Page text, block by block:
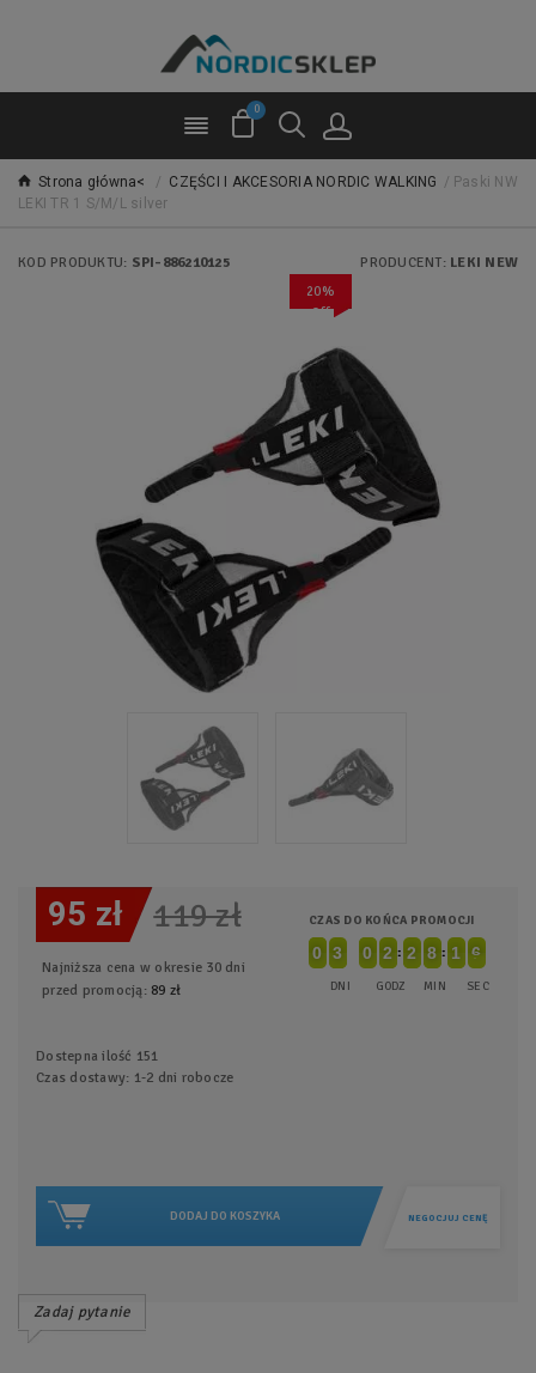
0
Strona główna< / CZĘŚCI I AKCESORIA NORDIC WALKING / Paski NW
LEKI TR 1 S/M/L silver
KOD PRODUKTU: SPI-886210125 PRODUCENT: LEKI NEW
20%
Off
95 zł 119 zł
Najniższa cena w okresie 30 dni
przed promocją: 89 zł
CZAS DO KOŃCA PROMOCJI
0
0
0 3
3
0 0
0
0 2
2
0 2
2
0 8
8
0 1
1
2 6
5
6
DNI GODZ MIN SEC
Dostepna ilość 151
Czas dostawy: 1-2 dni robocze
DODAJ DO KOSZYKA NEGOCJUJ CENĘ
Zadaj pytanie